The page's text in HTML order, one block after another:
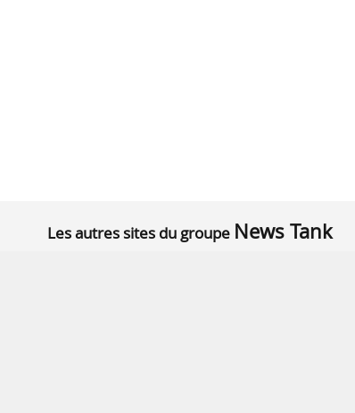
Les autres sites du groupe News Tank